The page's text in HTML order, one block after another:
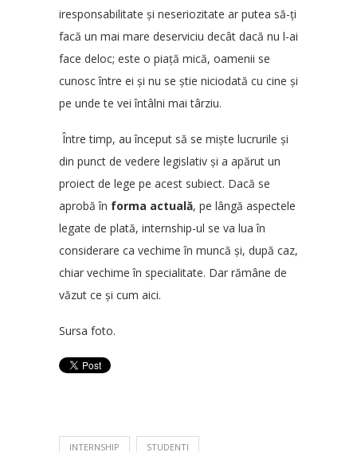
iresponsabilitate și neseriozitate ar putea să-ți
facă un mai mare deserviciu decât dacă nu l-ai
face deloc; este o piață mică, oamenii se
cunosc între ei și nu se știe niciodată cu cine și
pe unde te vei întâlni mai târziu.
Între timp, au început să se miște lucrurile și
din punct de vedere legislativ și a apărut un
proiect de lege pe acest subiect. Dacă se
aprobă în forma actuală, pe lângă aspectele
legate de plată, internship-ul se va lua în
considerare ca vechime în muncă și, după caz,
chiar vechime în specialitate. Dar rămâne de
văzut ce și cum aici.
Sursa foto.
INTERNSHIP STUDENTI